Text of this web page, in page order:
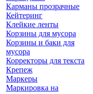
Карманы прозрачные
Кейтеринг
Клейкие ленты
Корзины для мусора
Корзины и баки для
мусора
Корректоры для текста
Крепеж
Маркеры
Маркировка на